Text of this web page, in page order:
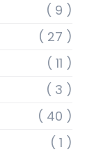
( 9 )
( 27 )
( 11 )
( 3 )
( 40 )
( 1 )